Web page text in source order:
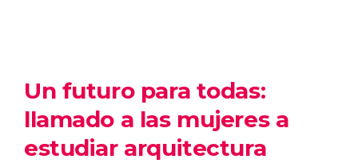
Un futuro para todas:
llamado a las mujeres a
estudiar arquitectura